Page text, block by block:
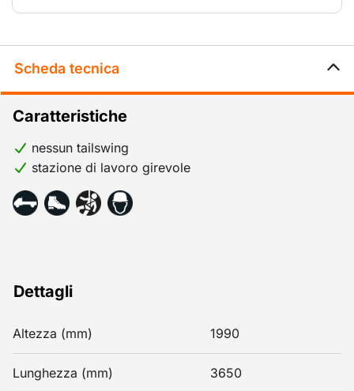
Scheda tecnica
Dettagli
Altezza (mm) 1990
Lunghezza (mm) 3650
Caratteristiche
nessun tailswing
stazione di lavoro girevole